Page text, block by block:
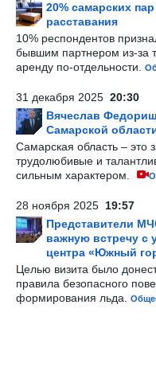
20% самарских
расставания
10% респондентов
бывшим партнером из-за
аренду по-отдельности.
31 декабря 2025 20:30
Вячеслав
Самарской
Самарская область – это
трудолюбивые и
сильным характером.
28 ноября 2025 19:57
Представители
важную встречу с
центра «Южный
Целью визита было
правила безопасного
формирования льда.